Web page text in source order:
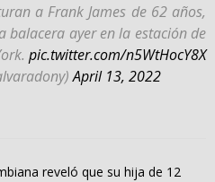
a Frank James de 62 años,
balacera ayer en la estación de
pic.twitter.com/n5WtHocY8X
April 13, 2022
reveló que su hija de 12